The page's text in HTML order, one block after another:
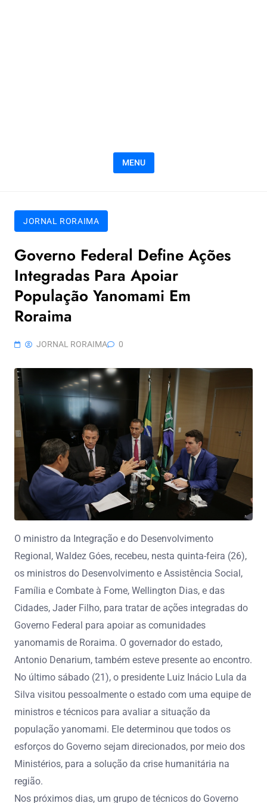
MENU
JORNAL RORAIMA
Governo Federal Define Ações
Integradas Para Apoiar
População Yanomami Em
Roraima
JORNAL RORAIMA 0
O ministro da Integração e do Desenvolvimento
Regional, Waldez Góes, recebeu, nesta quinta-feira (26),
os ministros do Desenvolvimento e Assistência Social,
Família e Combate à Fome, Wellington Dias, e das
Cidades, Jader Filho, para tratar de ações integradas do
Governo Federal para apoiar as comunidades
yanomamis de Roraima. O governador do estado,
Antonio Denarium, também esteve presente ao encontro.
No último sábado (21), o presidente Luiz Inácio Lula da
Silva visitou pessoalmente o estado com uma equipe de
ministros e técnicos para avaliar a situação da
população yanomami. Ele determinou que todos os
esforços do Governo sejam direcionados, por meio dos
Ministérios, para a solução da crise humanitária na
região.
Nos próximos dias, um grupo de técnicos do Governo